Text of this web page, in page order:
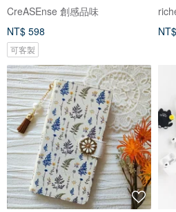
CreASEnse 創感品味
NT$ 598
可客製